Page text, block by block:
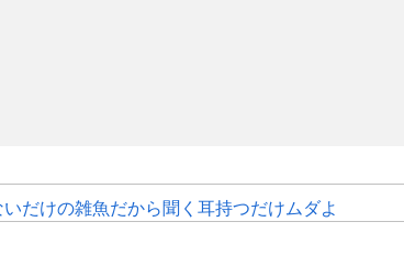
だけの雑魚だから聞く耳持つだけムダよ